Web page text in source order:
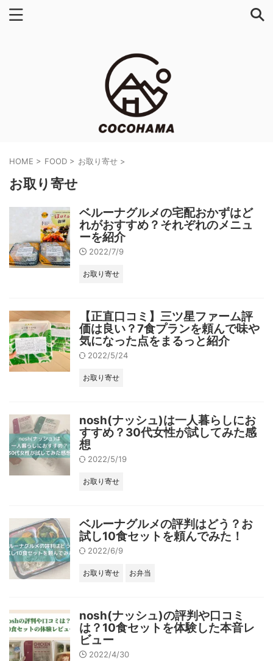
HOME > FOOD > お取り寄せ >
お取り寄せ
ベルーナグルメの宅配おかずはど
れがおすすめ？それぞれのメニュ
ーを紹介
2022/7/9
お取り寄せ
【正直口コミ】三ツ星ファーム評
価は良い？7食プランを頼んで味や
気になった点をまるっと紹介
2022/5/24
お取り寄せ
nosh(ナッシュ)は一人暮らしにお
すすめ？30代女性が試してみた感
想
2022/5/19
お取り寄せ
ベルーナグルメの評判はどう？お
試し10食セットを頼んでみた！
2022/6/9
お取り寄せ お弁当
nosh(ナッシュ)の評判や口コミ
は？10食セットを体験した本音レ
ビュー
2022/4/30